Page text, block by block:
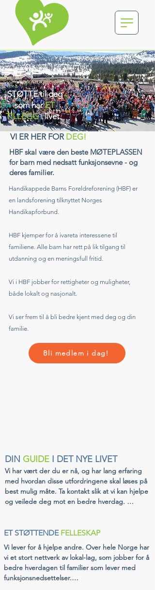
STØTTE til deg
som harET
TILLEGGi livet.
VI ER HER FOR DEG!
HBF skal være den beste MØTEPLASSEN
for barn med nedsatt funksjonsevne - og
deres familier.
Handikappede Barns Foreldreforening (HBF) er
en landsforening tilknyttet Norges
Handikapforbund.
HBF kjemper for å ivareta interessene til
familiene. Alle barn har rett på lik tilgang til
utdanning og en meningsfull fritid.
Vi i HBF jobber for rettigheter og muligheter,
både lokalt og nasjonalt.
Vi ser frem til å bli bedre kjent med deg og din
familie.
Bli medlem i dag!
DIN GUIDE I DET NYE LIVET
Vi har vært der du er nå, og har lang erfaring
med hvordan disse utfordringene skal løses på
best mulig måte. Ta kontakt slik at vi kan hjelpe
og veilede deg mot en bedre hverdag.
du har tusen spørsmål du trenger svar på, så
kan det hende at vi er de du bør snakke med!​
Bruk chat-boblen nederst på skjermen for å
komme i kontakt med oss!
ET STØTTENDE FELLESKAP
Vi lever for å hjelpe andre. Over hele Norge har
vi et stort nettverk av lokal-lag, som jobber for å
bedre hverdagen til familier som lever med
funksjonsnedsettelser.